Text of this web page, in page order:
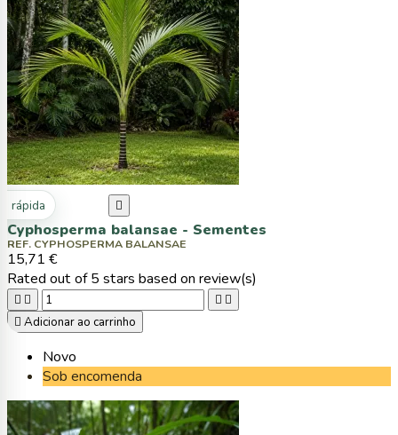
rápida 
Cyphosperma balansae - Sementes
REF. CYPHOSPERMA BALANSAE
15,71 €
Rated out of 5 stars based on review(s)
   
 Adicionar ao carrinho
Novo
Sob encomenda